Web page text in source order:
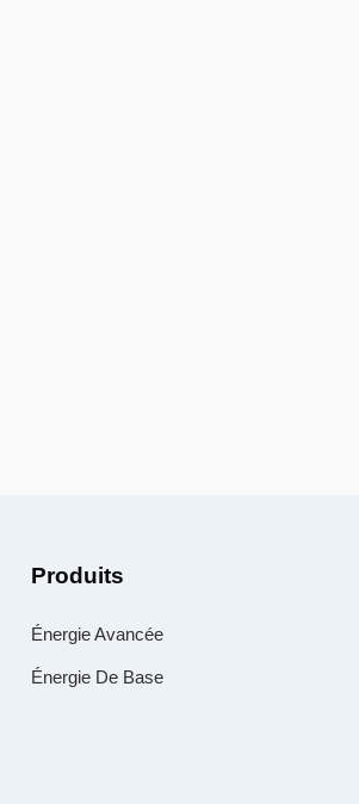
Produits
Énergie Avancée
Énergie De Base